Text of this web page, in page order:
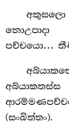
පච්චයො…
(සංඛිත්තං).